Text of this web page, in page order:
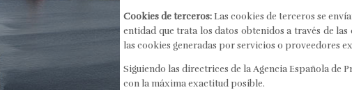
Cookies de terceros:Las cookies de terceros se
entidad que trata los datos obtenidos a través de
las cookies generadas por servicios o proveedores
Siguiendo las directrices de la Agencia Española de
con la máxima exactitud posible.